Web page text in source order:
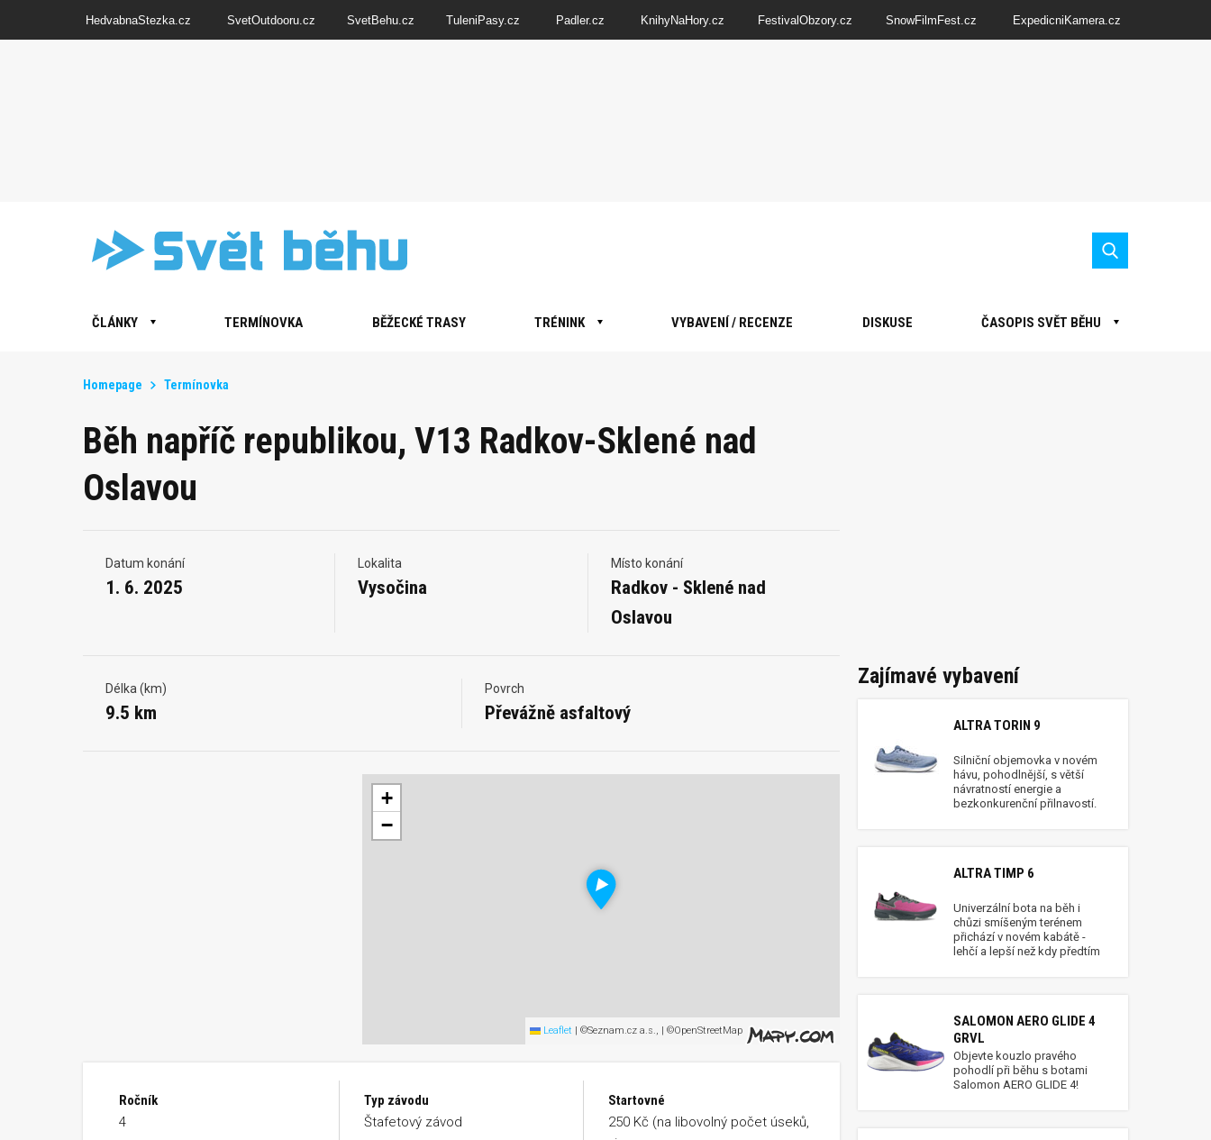
HedvabnaStezka.cz SvetOutdooru.cz SvetBehu.cz TuleniPasy.cz Padler.cz KnihyNaHory.cz FestivalObzory.cz SnowFilmFest.cz ExpedicniKamera.cz
ČLÁNKY TERMÍNOVKA BĚŽECKÉ TRASY TRÉNINK VYBAVENÍ / RECENZE DISKUSE ČASOPIS SVĚT BĚHU
Homepage Termínovka
Běh napříč republikou, V13 Radkov-Sklené nad
Oslavou
Datum konání
1. 6. 2025
Lokalita
Vysočina
Místo konání
Radkov - Sklené nad
Oslavou
Délka (km)
9.5 km
Povrch
Převážně asfaltový
+
−
Leaflet | ©Seznam.cz a.s., | ©OpenStreetMap
Ročník
4
Typ závodu
Štafetový závod
Startovné
250 Kč (na libovolný počet úseků,
Zajímavé vybavení
ALTRA TORIN 9
Silniční objemovka v novém
hávu, pohodlnější, s větší
návratností energie a
bezkonkurenční přilnavostí.
ALTRA TIMP 6
Univerzální bota na běh i
chůzi smíšeným terénem
přichází v novém kabátě -
lehčí a lepší než kdy předtím
SALOMON AERO GLIDE 4
GRVL
Objevte kouzlo pravého
pohodlí při běhu s botami
Salomon AERO GLIDE 4!